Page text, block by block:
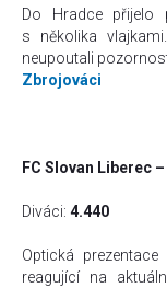
Do Hradce přijelo
s několika
neupoutali
Zbrojováci
FC Slovan Liberec
Diváci: 4.440
Optická
reagující na